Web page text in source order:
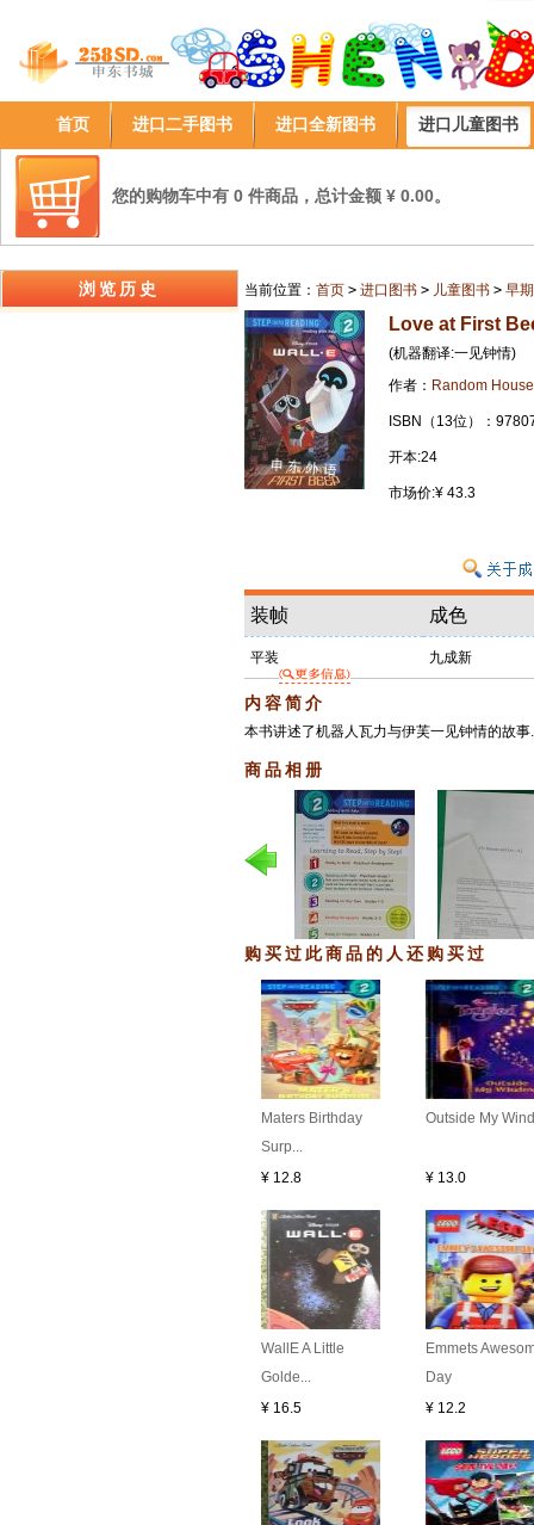
首页 进口二手图书 进口全新图书 进口儿童图书
您的购物车中有 0 件商品，总计金额 ¥ 0.00。
浏览历史 当前位置： 首页 > 进口图书 > 儿童图书 > 早
Love at First
(机器翻译:一见钟情)
作者： Random House
ISBN（13位）：
开本:24
市场价:¥ 43.3
装帧 成色
平装 九成新
内容简介
本书讲述了机器人瓦力与伊芙一见钟情的故事.
商品相册
购买过此商品的人还购买过
Maters Birthday
Surp...
¥ 12.8
Outside My
¥ 13.0
WallE A Little
Golde...
¥ 16.5
Emmets
Day
¥ 12.2